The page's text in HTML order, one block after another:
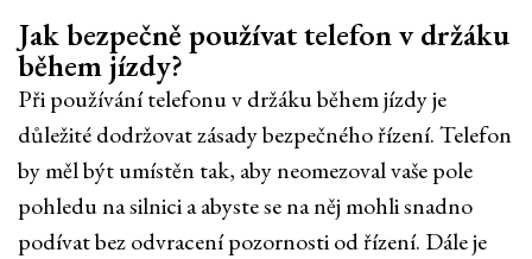
Jak bezpečně používat telefon v držáku
během jízdy?
Při používání telefonu v držáku během jízdy je
důležité dodržovat zásady bezpečného řízení. Telefon
by měl být umístěn tak, aby neomezoval vaše pole
pohledu na silnici a abyste se na něj mohli snadno
podívat bez odvracení pozornosti od řízení. Dále je